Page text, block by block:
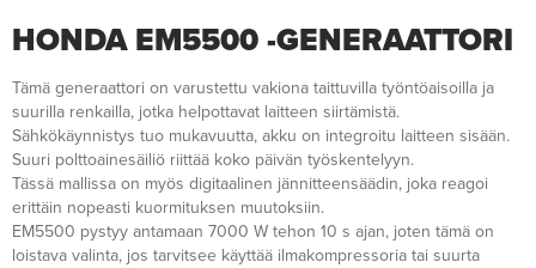
HONDA EM5500 -GENERAATTORI
Tämä generaattori on varustettu vakiona taittuvilla työntöaisoilla ja
suurilla renkailla, jotka helpottavat laitteen siirtämistä.
Sähkökäynnistys tuo mukavuutta, akku on integroitu laitteen sisään.
Suuri polttoainesäiliö riittää koko päivän työskentelyyn.
Tässä mallissa on myös digitaalinen jännitteensäädin, joka reagoi
erittäin nopeasti kuormituksen muutoksiin.
EM5500 pystyy antamaan 7000 W tehon 10 s ajan, joten tämä on
loistava valinta, jos tarvitsee käyttää ilmakompressoria tai suurta